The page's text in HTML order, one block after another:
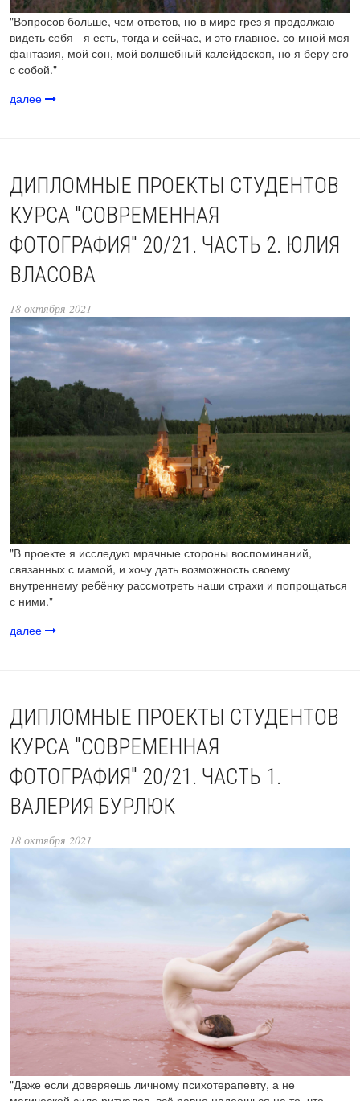
"Вопросов больше, чем ответов, но в мире грез я продолжаю
видеть себя - я есть, тогда и сейчас, и это главное. со мной моя
фантазия, мой сон, мой волшебный калейдоскоп, но я беру его
с собой."
далее
ДИПЛОМНЫЕ ПРОЕКТЫ СТУДЕНТОВ
КУРСА "СОВРЕМЕННАЯ
ФОТОГРАФИЯ" 20/21. ЧАСТЬ 2. ЮЛИЯ
ВЛАСОВА
18 октября 2021
"В проекте я исследую мрачные стороны воспоминаний,
связанных с мамой, и хочу дать возможность своему
внутреннему ребёнку рассмотреть наши страхи и попрощаться
с ними."
далее
ДИПЛОМНЫЕ ПРОЕКТЫ СТУДЕНТОВ
КУРСА "СОВРЕМЕННАЯ
ФОТОГРАФИЯ" 20/21. ЧАСТЬ 1.
ВАЛЕРИЯ БУРЛЮК
18 октября 2021
"Даже если доверяешь личному психотерапевту, а не